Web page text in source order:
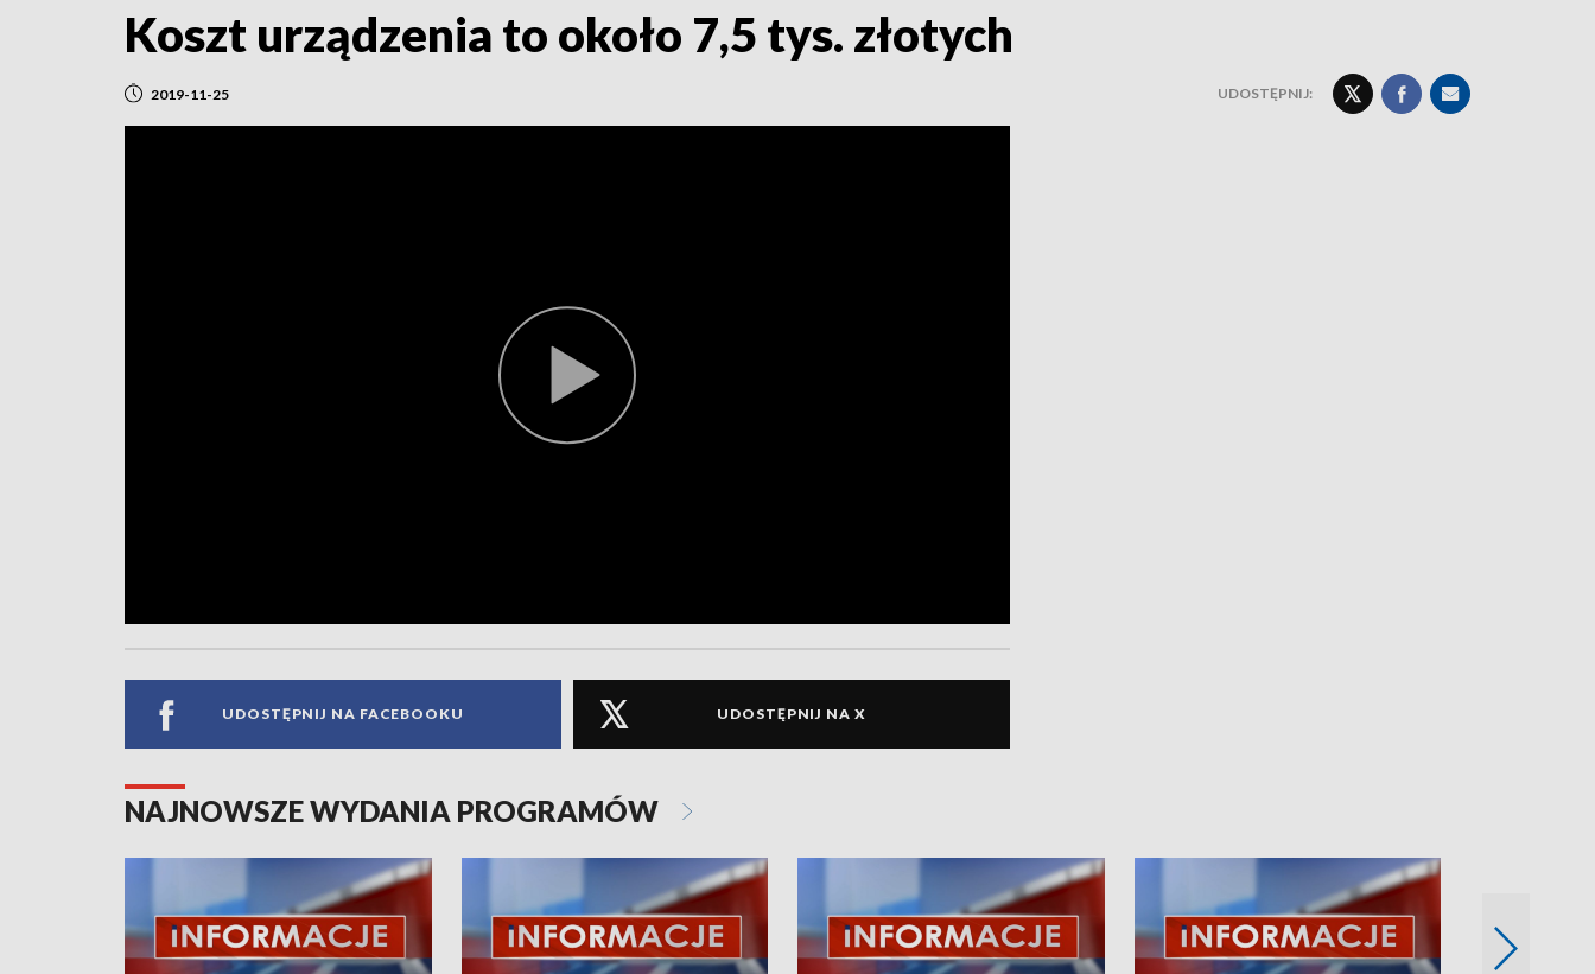
Koszt urządzenia to około 7,5 tys. złotych
2019-11-25 UDOSTĘPNIJ:
UDOSTĘPNIJ NA FACEBOOKU UDOSTĘPNIJ NA X
NAJNOWSZE WYDANIA PROGRAMÓW